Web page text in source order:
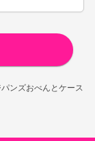
ンズおべんとケース